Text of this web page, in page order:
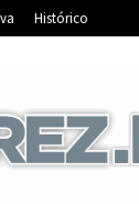
Histórico